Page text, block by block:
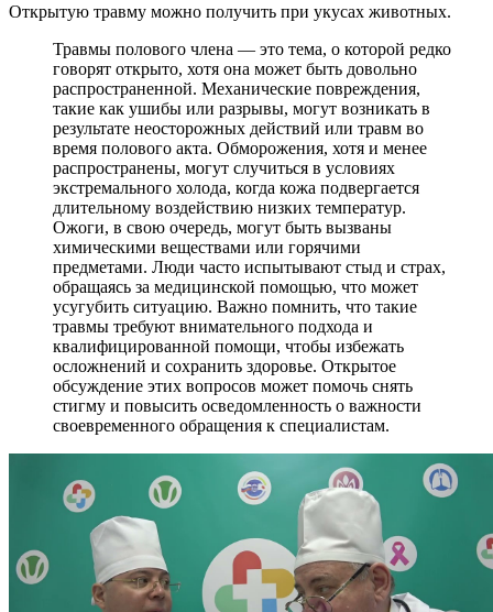
Открытую травму можно получить при укусах животных.
Травмы полового члена — это тема, о которой редко
говорят открыто, хотя она может быть довольно
распространенной. Механические повреждения,
такие как ушибы или разрывы, могут возникать в
результате неосторожных действий или травм во
время полового акта. Обморожения, хотя и менее
распространены, могут случиться в условиях
экстремального холода, когда кожа подвергается
длительному воздействию низких температур.
Ожоги, в свою очередь, могут быть вызваны
химическими веществами или горячими
предметами. Люди часто испытывают стыд и страх,
обращаясь за медицинской помощью, что может
усугубить ситуацию. Важно помнить, что такие
травмы требуют внимательного подхода и
квалифицированной помощи, чтобы избежать
осложнений и сохранить здоровье. Открытое
обсуждение этих вопросов может помочь снять
стигму и повысить осведомленность о важности
своевременного обращения к специалистам.